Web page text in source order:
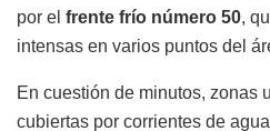
por el frente frío número 50,
intensas en varios puntos del
En cuestión de minutos, zonas
cubiertas por corrientes de